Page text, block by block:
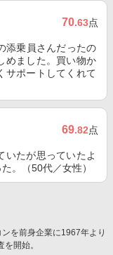
70.63点
添乗員さんだったの
めました。買い物か
サポートしてくれて
69.82点
いたが思っていたよ
。（50代／女性）
を前身企業に1967年より
開始。